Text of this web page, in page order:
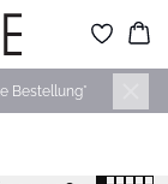
Bestellung*